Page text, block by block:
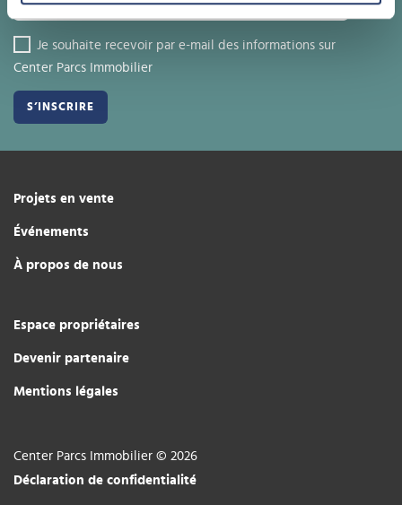
Je souhaite recevoir par e-mail des informations sur
Center Parcs Immobilier
Projets en vente
Événements
À propos de nous
Espace propriétaires
Devenir partenaire
Mentions légales
Center Parcs Immobilier © 2026
Déclaration de confidentialité